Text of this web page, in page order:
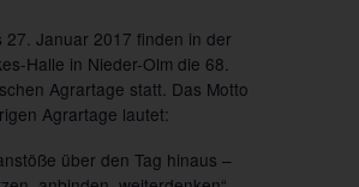
27. Januar 2017 finden in der
Halle in Nieder-Olm die 68.
Agrartage statt. Das Motto
Agrartage lautet:
über den Tag hinaus –